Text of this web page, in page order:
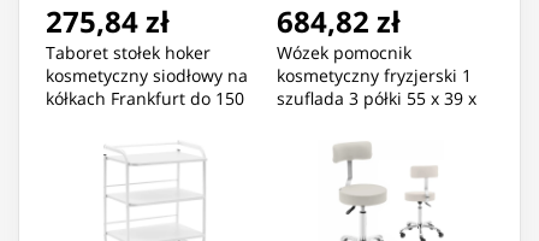
275,84 zł
Taboret stołek hoker
kosmetyczny siodłowy na
kółkach Frankfurt do 150
684,82 zł
Wózek pomocnik
kosmetyczny fryzjerski 1
szuflada 3 półki 55 x 39 x